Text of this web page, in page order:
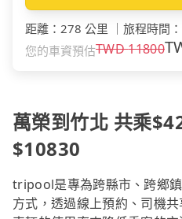
距離 ： 278 公里 旅程時間 ：
您的車資預估TWD11800
萬榮到竹北 共乘
$10830
tripool是專為跨縣市、跨鄉
方式，透過線上預約、司機